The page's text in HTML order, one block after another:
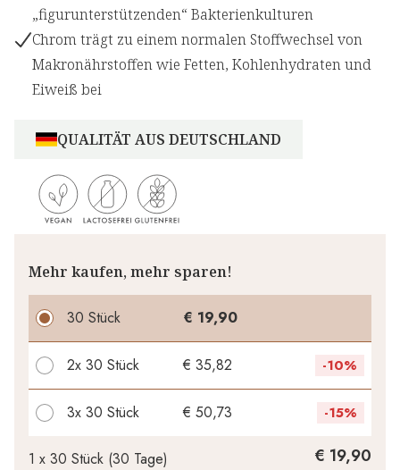
„figurunterstützenden“ Bakterienkulturen
Chrom trägt zu einem normalen Stoffwechsel von
Makronährstoffen wie Fetten, Kohlenhydraten und
Eiweiß bei
QUALITÄT AUS DEUTSCHLAND
Mehr kaufen, mehr sparen!
30 Stück € 19,90
2x 30 Stück € 35,82 -10%
3x 30 Stück € 50,73 -15%
Ihr persönlicher Rabatt
1 x 30 Stück (30 Tage)
€ 19,90